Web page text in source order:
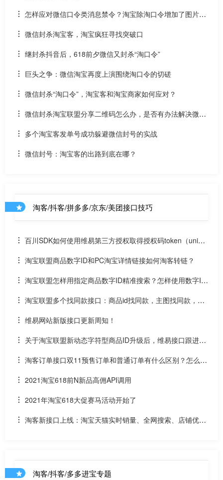
怎样应对微信口令类消息禁令？淘宝除淘口令增加了图片分
享功能
微信封杀淘宝客，淘宝疯狂寻找突破口
继封杀抖音后，618前夕微信又封杀“淘口令”
巨头之争：微信淘宝再度上演围绕淘口令的切磋
微信封杀“淘口令”，淘宝客和淘宝商家如何应对？
微信封杀淘宝联盟分享二维码怎么办，是否有办法解决微信
封锁？
多个淘宝客发单号成功躲避微信封号的实战
微信封号：淘宝客的出路到底在哪？
淘客/抖客/拼多多/京东/美团接口技巧
百川SDK如何使用维易第三方授权取得授权码token（uniap
p）淘宝联盟商品数字ID和PC淘宝详情链接如何淘客转链？
淘宝联盟怎样用指定商品数字ID精准搜索？怎样使用数字ID
和场景ID2转链？
淘宝联盟多个找同款接口：商品id找同款，主图找同款，SK
U找同款
维易网站新版接口更新周知！
关于淘宝联盟新动态字符型商品ID升级后，维易接口跟进情
况和API调用说明
淘客订单接口双11预售订单和普通订单有什么区别？怎么区
分是淘客双11预售订单是否已付尾款？预售中支付了定金的宝
贝该如何计算佣金
2021淘宝618前N新品高佣API调用
2021年淘宝618大促赛马活动开始了
淘客新接口上线：淘宝天猫实时销量、全网搜索、店铺优惠
淘客/抖客/多多进宝专题